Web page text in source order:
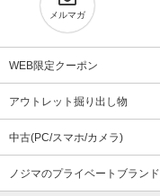
メルマガ
WEB限定クーポン
アウトレット掘り出し物
中古(PC/スマホ/カメラ)
ノジマのプライベートブランド